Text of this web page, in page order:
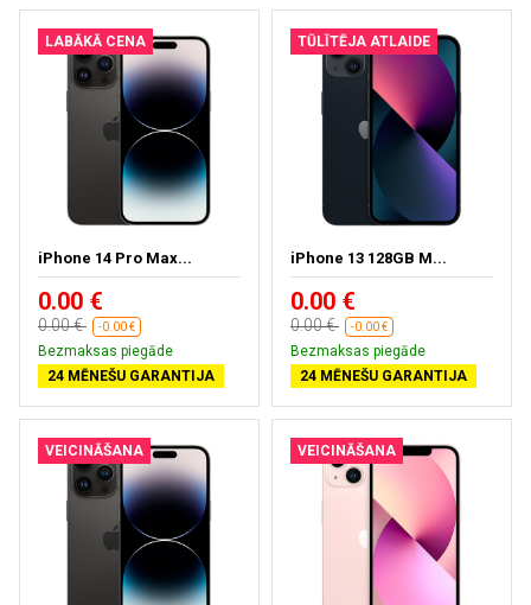
LABĀKĀ CENA
iPhone 14 Pro Max...
0.00 €
0.00 € -0.00 €
Bezmaksas piegāde
24 MĒNEŠU GARANTIJA
TŪLĪTĒJA ATLAIDE
iPhone 13 128GB M...
0.00 €
0.00 € -0.00 €
Bezmaksas piegāde
24 MĒNEŠU GARANTIJA
VEICINĀŠANA VEICINĀŠANA